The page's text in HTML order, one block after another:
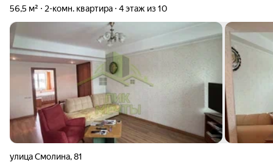
56,5 м² 2-комн. квартира 4 этаж из 10
улица Смолина,81